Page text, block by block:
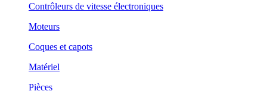
Contrôleurs de vitesse électroniques
Moteurs
Coques et capots
Matériel
Pièces